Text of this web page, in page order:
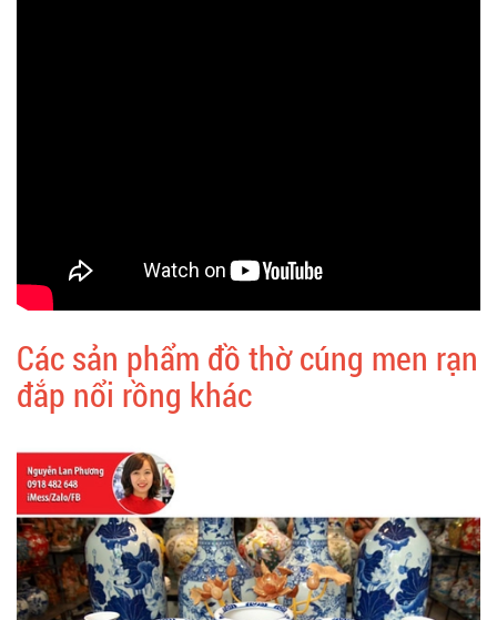
Các sản phẩm đồ thờ cúng men rạn
đắp nổi rồng khác